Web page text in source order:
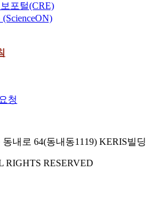
포털(CRE)
청
내로 64(동내동1119) KERIS빌딩
RIGHTS RESERVED